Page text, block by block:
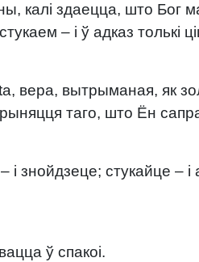
калі здаецца, што
– і ў адказ толькі
вера, вытрыманая, як
таго, што Ён
знойдзеце; стукайце
ў спакоі.